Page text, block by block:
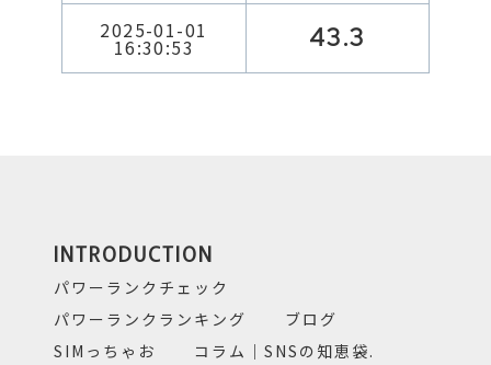
2025-01-01
16:30:53 43.3
INTRODUCTION
パワーランクチェック
パワーランクランキング
ブログ
SIMっちゃお
コラム｜SNSの知恵袋.